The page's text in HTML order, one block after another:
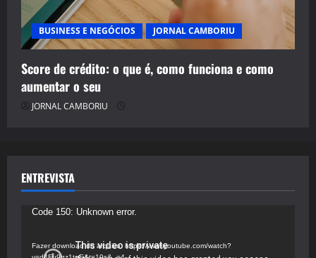
BUSINESS E NEGÓCIOS JORNAL CAMBORIU
Score de crédito: o que é, como funciona e como
aumentar o seu
JORNAL CAMBORIU
ENTREVISTA
Tocador
vídeo
Code 150: Unknown error.
Fazer download do arquivo: https://www.youtube.com/watch?